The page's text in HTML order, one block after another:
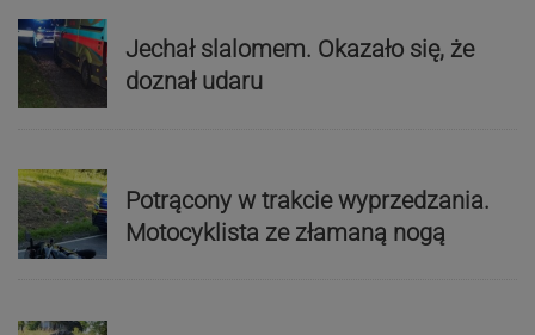
Jechał slalomem. Okazało się, że
doznał udaru
Potrącony w trakcie wyprzedzania.
Motocyklista ze złamaną nogą